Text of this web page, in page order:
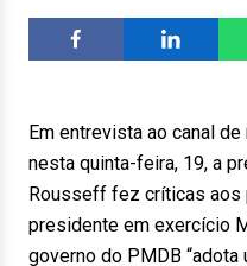
Em entrevista ao canal
nesta quinta-feira, 19, a
Rousseff fez críticas
presidente em exercício
governo do PMDB “adota